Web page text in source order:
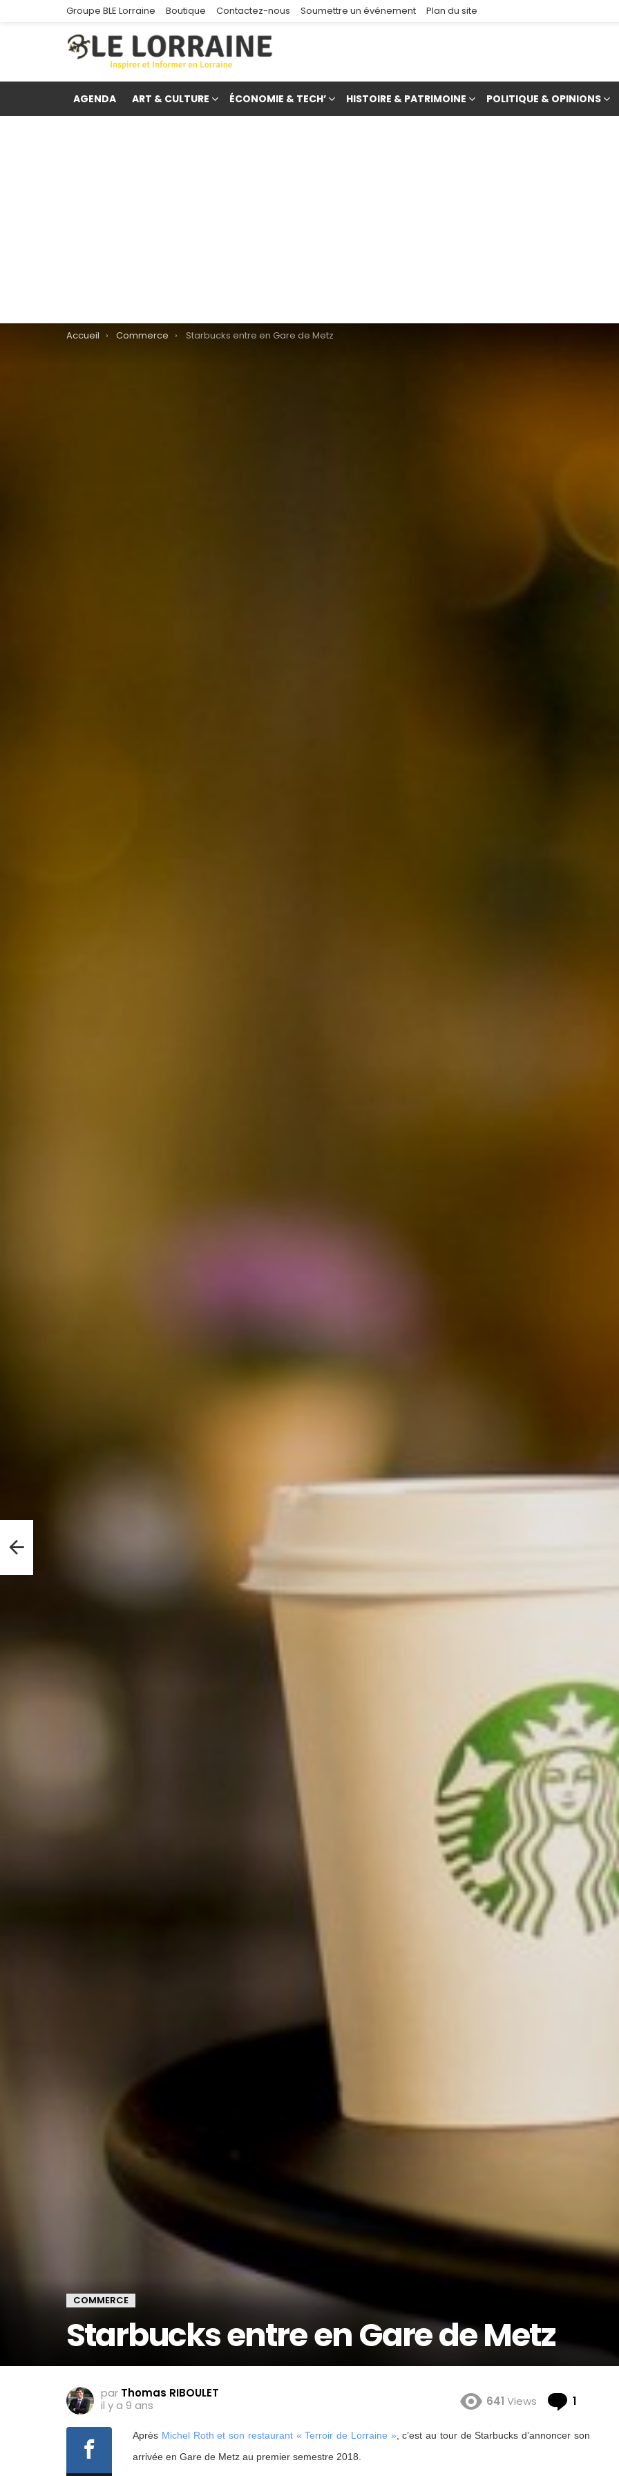
Groupe BLE Lorraine Boutique Contactez-nous Soumettre un événement Plan du site
AGENDA ART & CULTURE ÉCONOMIE & TECH’ HISTOIRE & PATRIMOINE POLITIQUE & OPINIONS
You are here:
Accueil Commerce Starbucks entre en Gare de Metz
COMMERCE
Starbucks entre en Gare de Metz
par Thomas RIBOULET
il y a 9 ans
641 Views 1
Après Michel Roth et son restaurant « Terroir de Lorraine », c’est au tour de Starbucks d’annoncer son
arrivée en Gare de Metz au premier semestre 2018.